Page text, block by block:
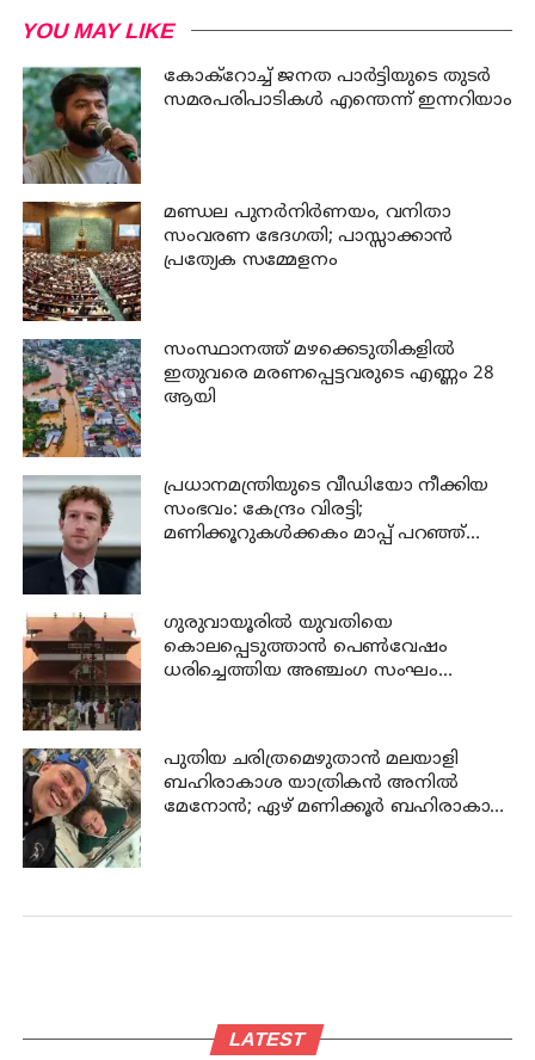
YOU MAY LIKE
കോക്റോച്ച് ജനത പാര്‍ട്ടിയുടെ തുടര്‍
സമരപരിപാടികള്‍ എന്തെന്ന് ഇന്നറിയാം
മണ്ഡല പുനർനിർണയം, വനിതാ
സംവരണ ഭേദഗതി; പാസ്സാക്കാൻ
പ്രത്യേക സമ്മേളനം
സംസ്ഥാനത്ത് മഴക്കെടുതികളില്‍
ഇതുവരെ മരണപ്പെട്ടവരുടെ എണ്ണം 28
ആയി
പ്രധാനമന്ത്രിയുടെ വീഡിയോ നീക്കിയ
സംഭവം: കേന്ദ്രം വിരട്ടി;
മണിക്കൂറുകൾക്കകം മാപ്പ് പറഞ്ഞ്
ഗുരുവായൂരില്‍ യുവതിയെ
കൊലപ്പെടുത്താന്‍ പെണ്‍വേഷം
ധരിച്ചെത്തിയ അഞ്ചംഗ സംഘം
പുതിയ ചരിത്രമെഴുതാൻ മലയാളി
ബഹിരാകാശ യാത്രികൻ അനിൽ
മേനോൻ; ഏഴ് മണിക്കൂർ ബഹിരാകാശ
LATEST